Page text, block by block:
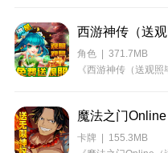
西游神传（送观
角色 | 371.7MB
魔法之门Online
卡牌 | 155.3MB